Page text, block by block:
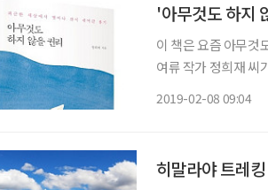
'아무것도 하지
이 책은 요즘 아무것
여류 작가 정희재 씨
2019-02-08 09:04
히말라야 트레